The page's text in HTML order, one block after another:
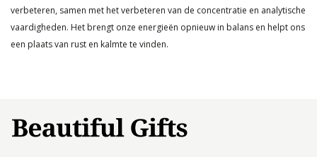
verbeteren, samen met het verbeteren van de concentratie en analytische
vaardigheden. Het brengt onze energieën opnieuw in balans en helpt ons
een plaats van rust en kalmte te vinden.